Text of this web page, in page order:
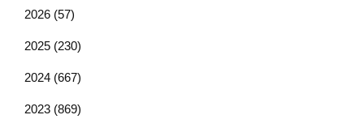
2026 (57)
2025 (230)
2024 (667)
2023 (869)